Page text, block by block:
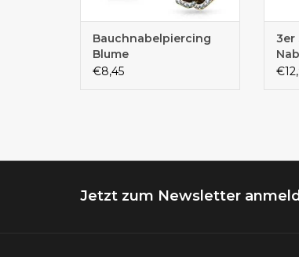
Bauchnabelpiercing
Blume
€8,45
3er
Jetzt zum Newsletter